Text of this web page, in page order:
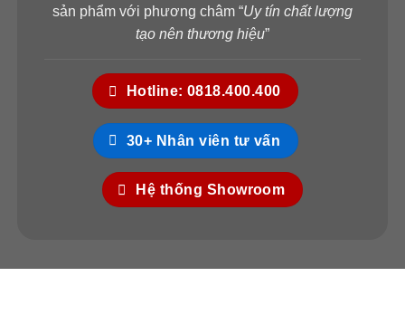
sản phẩm với phương châm “Uy tín chất lượng
tạo nên thương hiệu”
Hotline: 0818.400.400
30+ Nhân viên tư vấn
Hệ thống Showroom